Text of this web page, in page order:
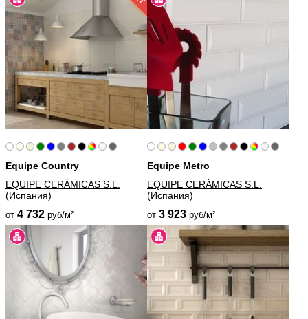
Equipe Country
EQUIPE CERÁMICAS S.L.
(Испания)
от 4 732 руб/м²
Equipe Metro
EQUIPE CERÁMICAS S.L.
(Испания)
от 3 923 руб/м²